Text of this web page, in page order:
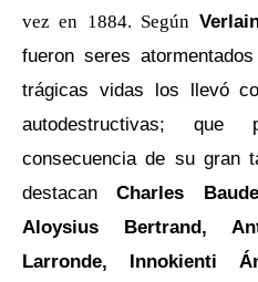
vez en 1884. Según
fueron seres
trágicas vidas los llevó
autodestructivas;
consecuencia de su gran
destacanCharles
Aloysius Bertrand,
Larronde, Innokienti